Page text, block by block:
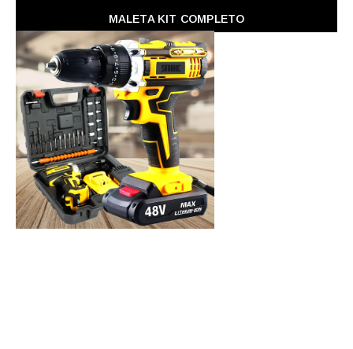
MALETA KIT COMPLETO